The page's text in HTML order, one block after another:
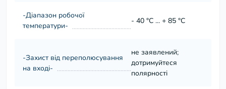
-Діапазон робочої
температури-
- 40 °C ... + 85 °C
-Захист від переполюсування
на вході-
не заявлений;
дотримуйтеся
полярності